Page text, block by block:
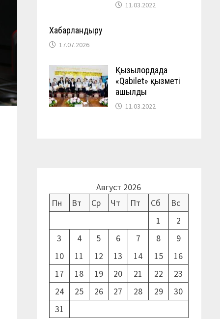
11.03.2022
Хабарландыру
17.07.2026
Қызылордада
«Qabilet» қызметі
ашылды
11.03.2022
Август 2026
Пн
Вт Ср Чт Пт Сб
Вс
1
2
3
4 5 6 7 8
9
10
11 12 13 14 15
16
17
18 19 20 21 22
23
24
25 26 27 28 29
30
31